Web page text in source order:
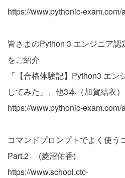
https://www.pythonic-
皆さまのPython 3 エンジニア
をご紹介
「【合格体験記】Python3 エ
してみた」、他3本（加賀結衣）
https://www.pythonic-exam.com/
コマンドプロンプトでよく使う
Part.2 (菱沼佑香)
https://www.school.ctc-